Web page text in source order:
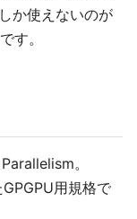
か使えないのが
す。
。
用規格で